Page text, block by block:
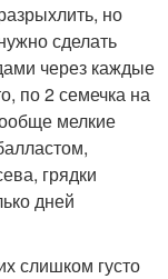
но
сделать
через каждые
по 2 семечка на
мелкие
грядки
дней
слишком густо